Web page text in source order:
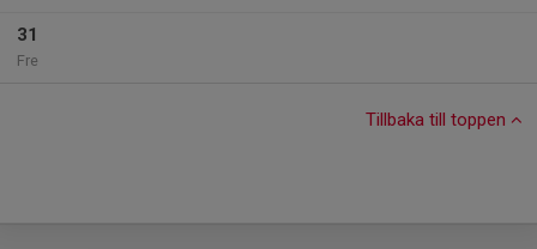
31
Fre
Tillbaka till toppen